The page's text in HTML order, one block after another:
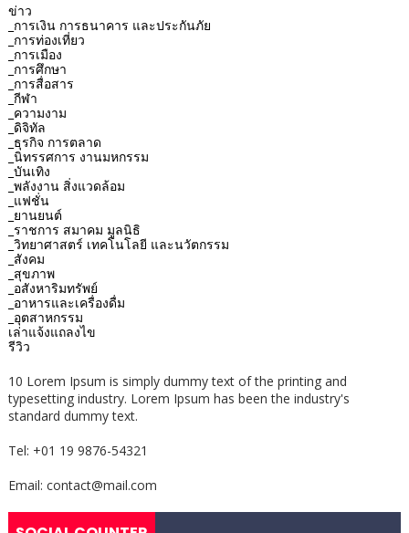
ข่าว
_การเงิน การธนาคาร และประกันภัย
_การท่องเที่ยว
_การเมือง
_การศึกษา
_การสื่อสาร
_กีฬา
_ความงาม
_ดิจิทัล
_ธุรกิจ การตลาด
_นิทรรศการ งานมหกรรม
_บันเทิง
_พลังงาน สิ่งแวดล้อม
_แฟชั่น
_ยานยนต์
_ราชการ สมาคม มูลนิธิ
_วิทยาศาสตร์ เทคโนโลยี และนวัตกรรม
_สังคม
_สุขภาพ
_อสังหาริมทรัพย์
_อาหารและเครื่องดื่ม
_อุตสาหกรรม
เล่าแจ้งแถลงไข
รีวิว
10 Lorem Ipsum is simply dummy text of the printing and
typesetting industry. Lorem Ipsum has been the industry's
standard dummy text.
Tel: +01 19 9876-54321
Email: contact@mail.com